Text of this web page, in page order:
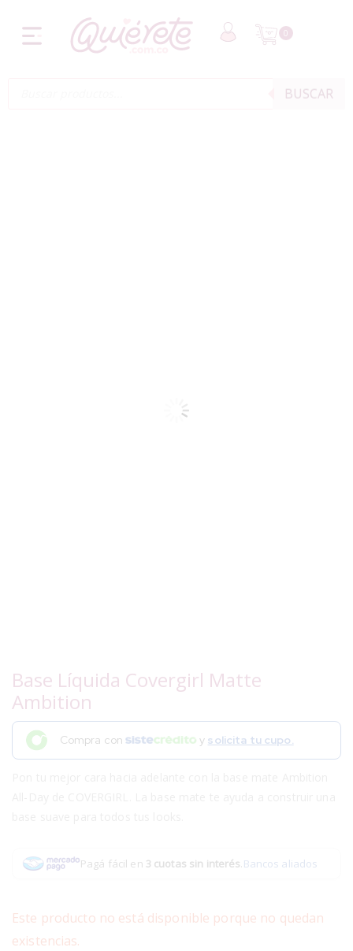
0
BUSCAR
Base Líquida Covergirl Matte
Ambition
Compra con y solicita tu cupo.
Pagá fácil en 3 cuotas sin interés Bancos aliados
Este producto no está disponible porque no quedan
existencias.